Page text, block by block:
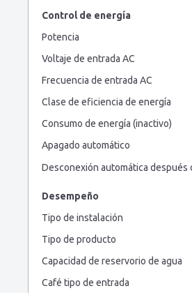
Control de energía
Potencia
Voltaje de entrada AC
Frecuencia de entrada AC
Clase de eficiencia de energía
Consumo de energía (inactivo)
Apagado automático
Desconexión automática después
Desempeño
Tipo de instalación
Tipo de producto
Capacidad de reservorio de agua
Café tipo de entrada